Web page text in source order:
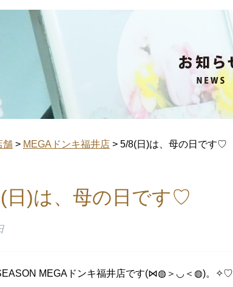
舗 > MEGAドンキ福井店 > 5/8(日)は、母の日です♡
日)は、母の日です♡
MEGAドンキ福井店です(⋈◍＞◡＜◍)。✧♡